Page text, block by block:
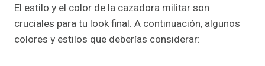
El estilo y el color de la cazadora militar son
cruciales para tu look final. A continuación, algunos
colores y estilos que deberías considerar: